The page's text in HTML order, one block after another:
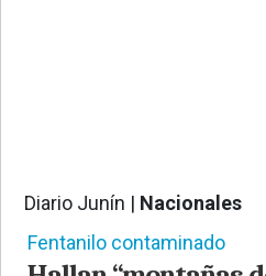
Diario Junín | Nacionales
Fentanilo contaminado